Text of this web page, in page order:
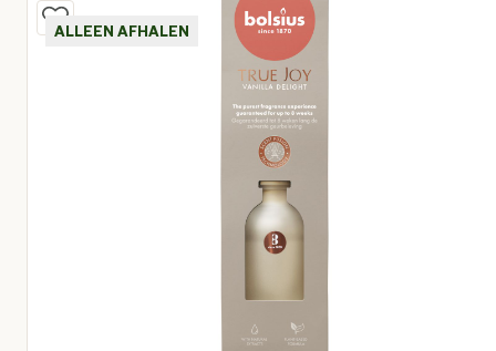
ALLEEN AFHALEN